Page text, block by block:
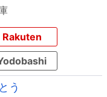
Rakuten
う